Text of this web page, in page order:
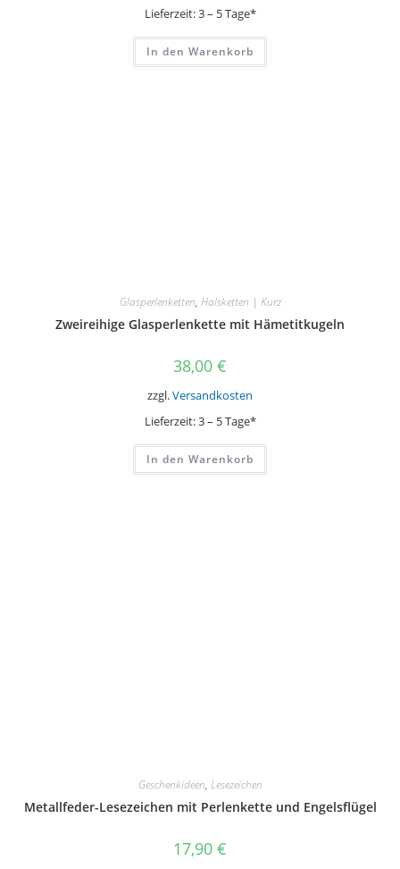
Lieferzeit:3 – 5 Tage*
In den Warenkorb
Glasperlenketten, Halsketten | Kurz
Zweireihige Glasperlenkette mit Hämetitkugeln
38,00 €
zzgl.Versandkosten
Lieferzeit:3 – 5 Tage*
In den Warenkorb
Geschenkideen, Lesezeichen
Metallfeder-Lesezeichen mit Perlenkette und Engelsflügel
17,90 €